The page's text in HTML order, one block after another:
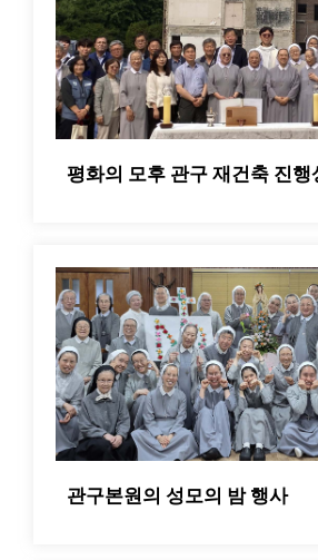
평화의 모후 관구 재건축 진행
관구본원의 성모의 밤 행사